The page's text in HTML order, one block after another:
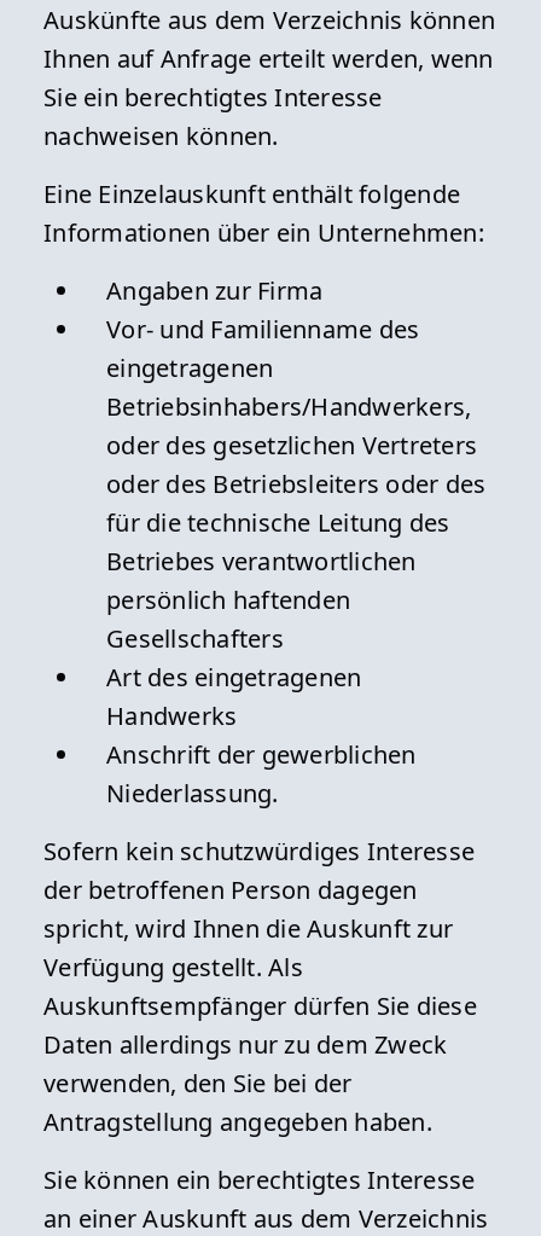
Auskünfte aus dem Verzeichnis können
Ihnen auf Anfrage erteilt werden, wenn
Sie ein berechtigtes Interesse
nachweisen können.
Eine Einzelauskunft enthält folgende
Informationen über ein Unternehmen:
Angaben zur Firma
Vor- und Familienname des
eingetragenen
Betriebsinhabers/Handwerkers,
oder des gesetzlichen Vertreters
oder des Betriebsleiters oder des
für die technische Leitung des
Betriebes verantwortlichen
persönlich haftenden
Gesellschafters
Art des eingetragenen
Handwerks
Anschrift der gewerblichen
Niederlassung.
Sofern kein schutzwürdiges Interesse
der betroffenen Person dagegen
spricht, wird Ihnen die Auskunft zur
Verfügung gestellt. Als
Auskunftsempfänger dürfen Sie diese
Daten allerdings nur zu dem Zweck
verwenden, den Sie bei der
Antragstellung angegeben haben.
Sie können ein berechtigtes Interesse
an einer Auskunft aus dem Verzeichnis